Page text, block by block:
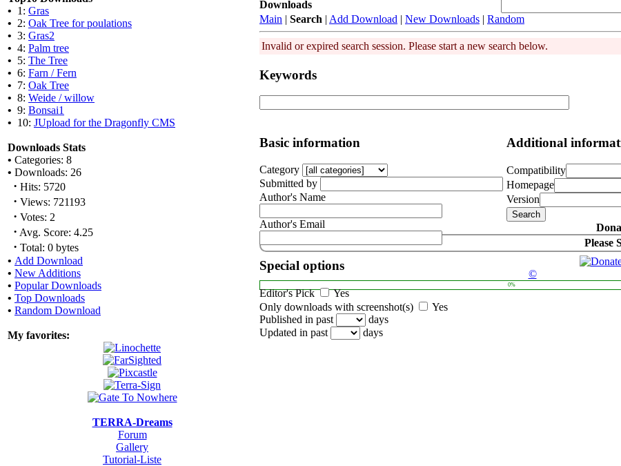
• 1: Gras
• 2: Oak Tree for poulations
• 3: Gras2
• 4: Palm tree
• 5: The Tree
• 6: Farn / Fern
• 7: Oak Tree
• 8: Weide / willow
• 9: Bonsai1
• 10: JUpload for the Dragonfly CMS
Downloads Stats
• Categories: 8
• Downloads: 26
· Hits: 5720
· Views: 721193
· Votes: 2
· Avg. Score: 4.25
· Total: 0 bytes
• Add Download
• New Additions
• Popular Downloads
• Top Downloads
• Random Download
My favorites:
TERRA-Dreams
Forum
Gallery
Tutorial-Liste
Downloads
Main | Search | Add Download | New Downloads | Random
Invalid or expired search session. Please start a new search below.
Keywords
Basic information
Category
Submitted by
Author's Name
Author's Email
Special options
Editor's Pick
Yes
Only downloads with screenshot(s)
Yes
Published in past
days
Updated in past
days
Additional
Compatibility
Homepage
Version
Please
©
0%